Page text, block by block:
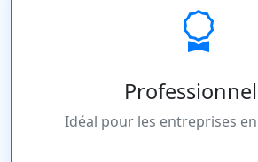
Idéal pour les entreprises